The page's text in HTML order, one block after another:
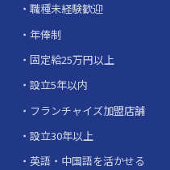
職種未経験歓迎
年俸制
固定給25万円以上
設立5年以内
フランチャイズ加盟店舗
設立30年以上
英語・中国語を活かせる